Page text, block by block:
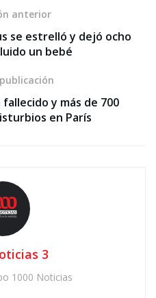
anterior
se estrelló y dejó ocho
un bebé
y más de 700
en París
3
1000 Noticias